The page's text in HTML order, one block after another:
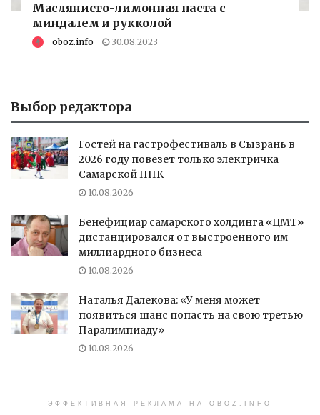
Маслянисто-лимонная паста с
миндалем и рукколой
oboz.info 30.08.2023
Выбор редактора
Гостей на гастрофестиваль в Сызрань в
2026 году повезет только электричка
Самарской ППК
10.08.2026
Бенефициар самарского холдинга «ЦМТ»
дистанцировался от выстроенного им
миллиардного бизнеса
10.08.2026
Наталья Далекова: «У меня может
появиться шанс попасть на свою третью
Паралимпиаду»
10.08.2026
ЭФФЕКТИВНАЯ РЕКЛАМА НА OBOZ.INFO